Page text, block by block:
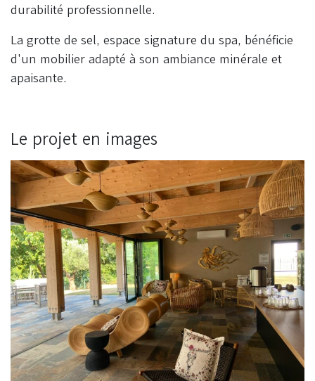
durabilité professionnelle.
La grotte de sel, espace signature du spa, bénéficie
d'un mobilier adapté à son ambiance minérale et
apaisante.
Le projet en images